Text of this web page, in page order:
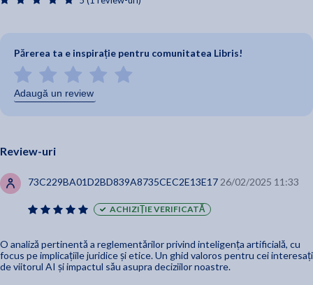
Părerea ta e inspirație pentru comunitatea Libris!
Adaugă un review
Review-uri
73C229BA01D2BD839A8735CEC2E13E17 26/02/2025 11:33
ACHIZIȚIE VERIFICATĂ
O analiză pertinentă a reglementărilor privind inteligența artificială, cu
focus pe implicațiile juridice și etice. Un ghid valoros pentru cei interesați
de viitorul AI și impactul său asupra deciziilor noastre.